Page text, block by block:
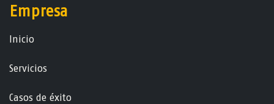
Empresa
Ini​ci​o
Servicios
Casos de éxito